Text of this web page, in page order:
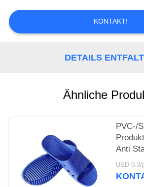
VERBINDUNG
FORDERN
NACHRICHTEN
KONTAKT!
DETAILS
Ähnliche
PVC-/
Anti
DLX